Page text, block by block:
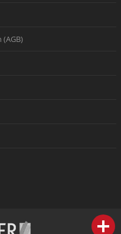
IHR FACHBERATER